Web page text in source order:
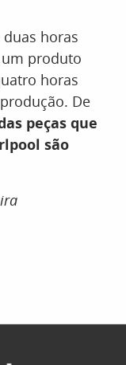
horas
produto
horas
De
peças que
são